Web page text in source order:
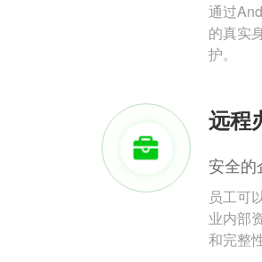
通过
的真实
护。
远程
安全的
员工可
业内部
和完整性